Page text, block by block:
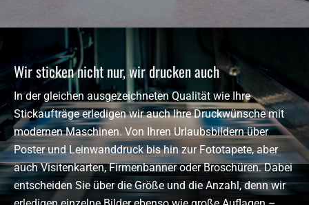
Wir sticken nicht nur, wir drucken auch
In der gleichen ausgezeichneten Qualität wie Ihre
Stickaufträge erledigen wir auch Ihre Druckwünsche mit
modernen Maschinen. Von Ihren Urlaubsbildern über
Poster und Leinwanddruck bis hin zur Fototapete, aber
auch Visitenkarten, Firmenbanner oder Broschüren. Dabei
entscheiden Sie über die Größe und die Anzahl, denn wir